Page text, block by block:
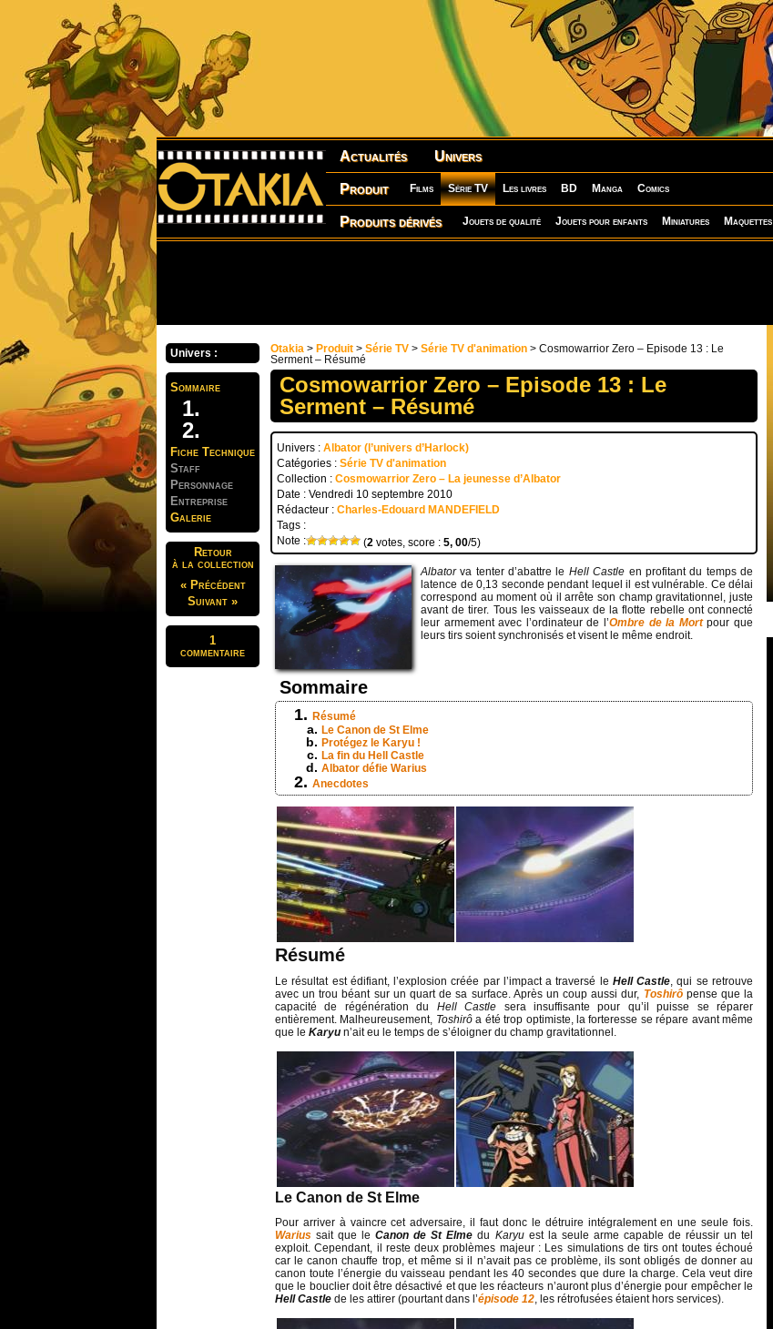
Actualités Univers
Produit Films Série TV Les livres BD Manga Comics
Produits dérivés Jouets de qualité Jouets pour enfants Miniatures Maquettes
Univers :
Sommaire
Fiche Technique
Staff
Personnage
Entreprise
Galerie
Retour
à la collection
« Précédent
Suivant »
1
commentaire
Otakia > Produit > Série TV > Série TV d'animation > Cosmowarrior Zero – Episode 13 : Le
Serment – Résumé
Cosmowarrior Zero – Episode 13 : Le
Serment – Résumé
Univers : Albator (l’univers d’Harlock)
Catégories : Série TV d'animation
Collection : Cosmowarrior Zero – La jeunesse d’Albator
Date : Vendredi 10 septembre 2010
Rédacteur : Charles-Edouard MANDEFIELD
Tags :
Note :
(2 votes, score : 5, 00/5)
Albatorva tenter d’abattre le Hell Castle en profitant du temps de
latence de 0,13 seconde pendant lequel il est vulnérable. Ce délai
correspond au moment où il arrête son champ gravitationnel, juste
avant de tirer. Tous les vaisseaux de la flotte rebelle ont connecté
leur armement avec l’ordinateur de l’Ombre de la Mortpour que
leurs tirs soient synchronisés et visent le même endroit.
Sommaire
Résumé
Le Canon de St Elme
Protégez le Karyu !
La fin du Hell Castle
Albator défie Warius
Anecdotes
Résumé
Le résultat est édifiant, l’explosion créée par l’impact a traversé le Hell Castle, qui se retrouve
avec un trou béant sur un quart de sa surface. Après un coup aussi dur, Toshirôpense que la
capacité de régénération du Hell Castle sera insuffisante pour qu’il puisse se réparer
entièrement. Malheureusement, Toshirôa été trop optimiste, la forteresse se répare avant même
que le Karyu n’ait eu le temps de s’éloigner du champ gravitationnel.
Le Canon de St Elme
Pour arriver à vaincre cet adversaire, il faut donc le détruire intégralement en une seule fois.
Wariussait que leCanon de St Elme du Karyu est la seule arme capable de réussir un tel
exploit. Cependant, il reste deux problèmes majeur : Les simulations de tirs ont toutes échoué
car le canon chauffe trop, et même si il n’avait pas ce problème, ils sont obligés de donner au
canon toute l’énergie du vaisseau pendant les 40 secondes que dure la charge. Cela veut dire
que le bouclier doit être désactivé et que les réacteurs n’auront plus d’énergie pour empêcher le
Hell Castle de les attirer (pourtant dans l’épisode 12, les rétrofusées étaient hors services).